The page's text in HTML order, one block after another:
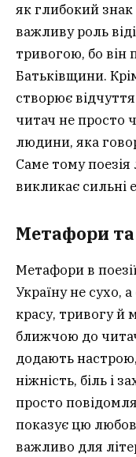
як глибокий
важливу роль
тривогою, бо він
Батьківщини.
створює
читач не просто
людини, яка
Саме тому поезія
викликає сильні
Метафори та
Метафори в
Україну не сухо,
красу, тривогу й
ближчою до
додають
ніжність, біль і
просто
показує цю
важливо для